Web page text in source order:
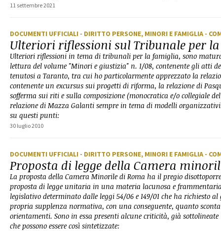
11 settembre 2021
DOCUMENTI UFFICIALI - DIRITTO PERSONE, MINORI E FAMIGLIA -
Ulteriori riflessioni sul Tribunale per
Ulteriori riflessioni in tema di tribunali per la famiglia, sono
lettura del volume "Minori e giustizia" n. 1/08, contenente gli atti
tenutosi a Taranto, tra cui ho particolarmente apprezzato la
contenente un excursus sui progetti di riforma, la relazione di
sofferma sui riti e sulla composizione (monocratica e/o collegiale
relazione di Mazza Galanti sempre in tema di modelli
su questi punti:
30 luglio 2010
DOCUMENTI UFFICIALI - DIRITTO PERSONE, MINORI E FAMIGLIA -
Proposta di legge della Camera
La proposta della Camera Minorile di Roma ha il pregio
proposta di legge unitaria in una materia lacunosa e
legislativo determinato dalle leggi 54/06 e 149/01 che ha richiesto
propria supplenza normativa, con una conseguente, quanto
orientamenti. Sono in essa presenti alcune criticità, già
che possono essere così sintetizzate: